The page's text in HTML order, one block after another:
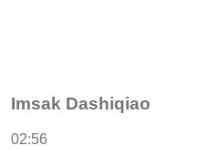
Imsak Dashiqiao
02:56